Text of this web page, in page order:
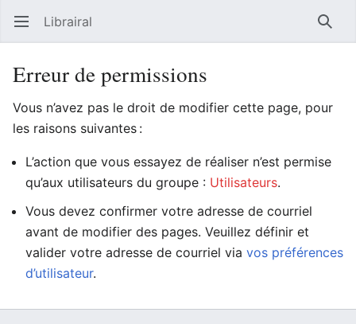
Ouvrir le menu principal Librairal
Erreur de permissions
Vous n’avez pas le droit de modifier cette page, pour
les raisons suivantes :
L’action que vous essayez de réaliser n’est permise
qu’aux utilisateurs du groupe : Utilisateurs.
Vous devez confirmer votre adresse de courriel
avant de modifier des pages. Veuillez définir et
valider votre adresse de courriel via vos préférences
d’utilisateur.